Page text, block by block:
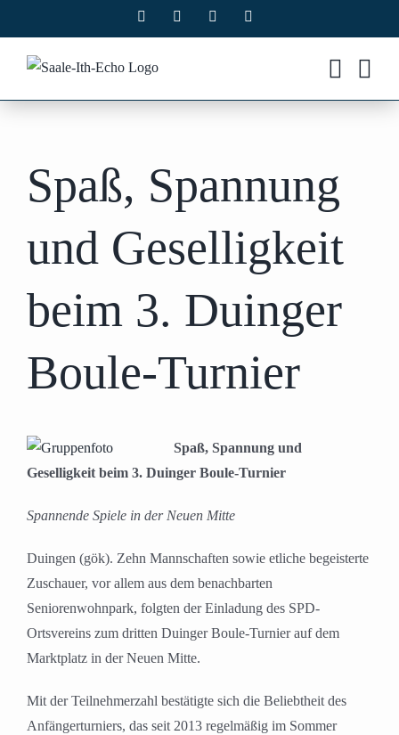
Inhalt
springen
Facebook Instagram
Spaß, Spannung
und Geselligkeit
beim 3. Duinger
Boule-Turnier
Spaß, Spannung und
Geselligkeit beim 3. Duinger Boule-Turnier
Spannende Spiele in der Neuen Mitte
Duingen (gök). Zehn Mannschaften sowie etliche begeisterte
Zuschauer, vor allem aus dem benachbarten
Seniorenwohnpark, folgten der Einladung des SPD-
Ortsvereins zum dritten Duinger Boule-Turnier auf dem
Marktplatz in der Neuen Mitte.
Mit der Teilnehmerzahl bestätigte sich die Beliebtheit des
Anfängerturniers, das seit 2013 regelmäßig im Sommer